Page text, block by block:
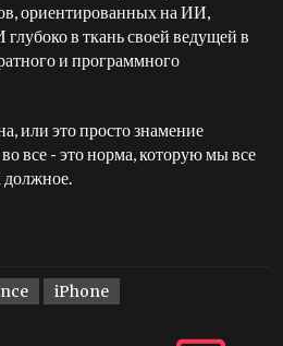
ориентированных на ИИ,
в ткань своей ведущей в
и программного
или это просто знамение
все - это норма, которую мы все
должное.
iPhone